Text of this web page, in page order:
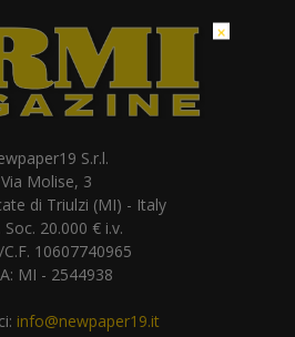
S.r.l.
Via Molise, 3
di Triulzi (MI) - Italy
Soc. 20.000 € i.v.
C.F. 10607740965
MI - 2544938
info@newpaper19.it
×